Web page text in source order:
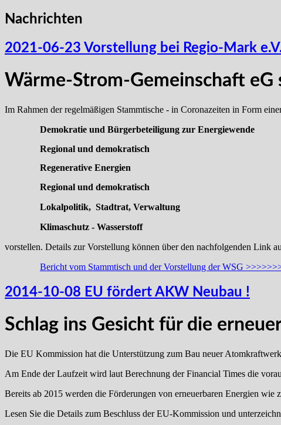
Nachrichten
2021-06-23 Vorstellung bei Regio-Mark
Wärme-Strom-Gemeinschaft eG
Im Rahmen der regelmäßigen Stammtische - in Coronazeiten in Form
Demokratie und Bürgerbeteiligung zur Energiewende
Regional und demokratisch
Regenerative Energien
Regional und demokratisch
Lokalpolitik, Stadtrat, Verwaltung
Klimaschutz - Wasserstoff
vorstellen. Details zur Vorstellung können über den nachfolgenden Link
Bericht vom Stammtisch und der Vorstellung der WSG
2014-10-08 EU fördert AKW Neubau !
Schlag ins Gesicht für die
Die EU Kommission hat die Unterstützung zum Bau neuer
Am Ende der Laufzeit wird laut Berechnung der Financial Times die
Bereits ab 2015 werden die Förderungen von erneuerbaren Energien
Lesen Sie die Details zum Beschluss der EU-Kommission und